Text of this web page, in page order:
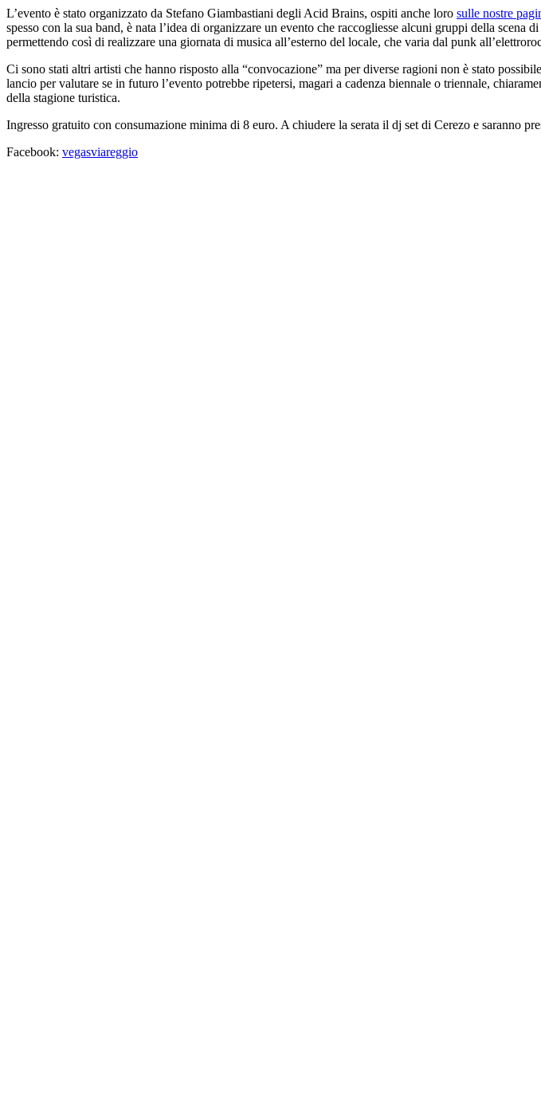
L’evento è stato organizzato da Stefano Giambastiani degli Acid Brains, ospiti anche loro sulle nostre
spesso con la sua band, è nata l’idea di organizzare un evento che raccogliesse alcuni gruppi della
permettendo così di realizzare una giornata di musica all’esterno del locale, che varia dal punk
Ci sono stati altri artisti che hanno risposto alla “convocazione” ma per diverse ragioni non è stato
lancio per valutare se in futuro l’evento potrebbe ripetersi, magari a cadenza biennale o triennale,
della stagione turistica.
Ingresso gratuito con consumazione minima di 8 euro. A chiudere la serata il dj set di Cerezo e saranno
Facebook: vegasviareggio